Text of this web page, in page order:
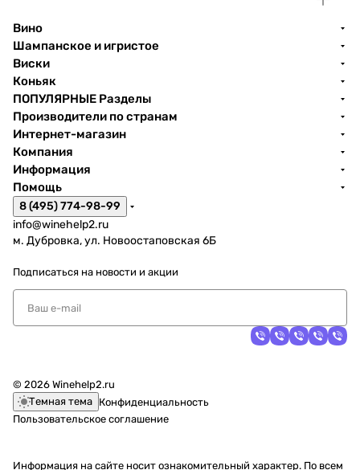
Вино
Шампанское и игристое
Виски
Коньяк
ПОПУЛЯРНЫЕ Разделы
Производители по странам
Интернет-магазин
Компания
Информация
Помощь
8 (495) 774-98-99
info@winehelp2.ru
м. Дубровка, ул. Новоостаповская 6Б
Подписаться на новости и акции
© 2026 Winehelp2.ru
Темная тема Конфиденциальность
Пользовательское соглашение
Информация на сайте носит ознакомительный характер. По всем